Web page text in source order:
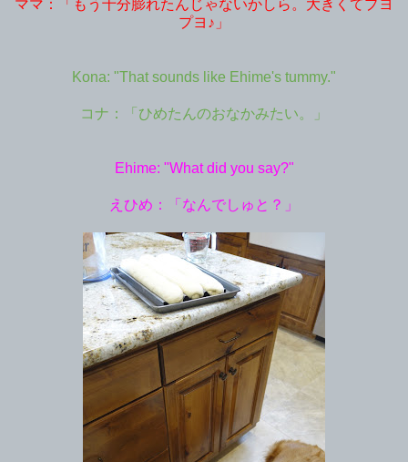
ママ：「もう十分膨れたんじゃないかしら。大きくてプヨ
プヨ♪」
Kona: "That sounds like Ehime's tummy."
コナ：「ひめたんのおなかみたい。」
Ehime: "What did you say?"
えひめ：「なんでしゅと？」